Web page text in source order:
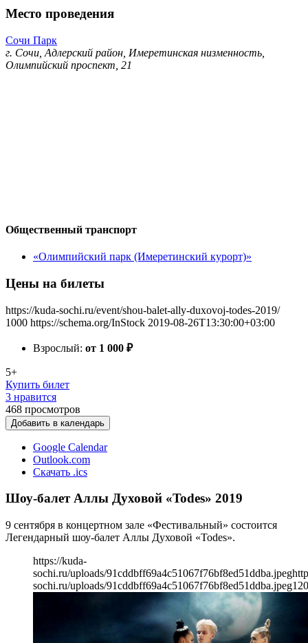
Место проведения
Сочи Парк
г. Сочи, Адлерский район, Имеретинская низменность,
Олимпийский проспект, 21
Общественный транспорт
«Олимпийский парк (Имеретинский курорт)»
Цены на билеты
https://kuda-sochi.ru/event/shou-balet-ally-duxovoj-todes-2019/
1000 https://schema.org/InStock 2019-08-26T13:30:00+03:00
Взрослый: от 1 000 ₽
5+
Купить билет
3 нравится
468 просмотров
Добавить в календарь
Google Calendar
Outlook.com
Скачать .ics
Шоу-балет Аллы Духовой «Todes» 2019
9 сентября в концертном зале «Фестивальный» состоится
Легендарный шоу-балет Аллы Духовой «Todes».
https://kuda-
sochi.ru/uploads/91cddbff69a4c51067f76bf8ed51ddba.jpeg
sochi.ru/uploads/91cddbff69a4c51067f76bf8ed51ddba.jpeg